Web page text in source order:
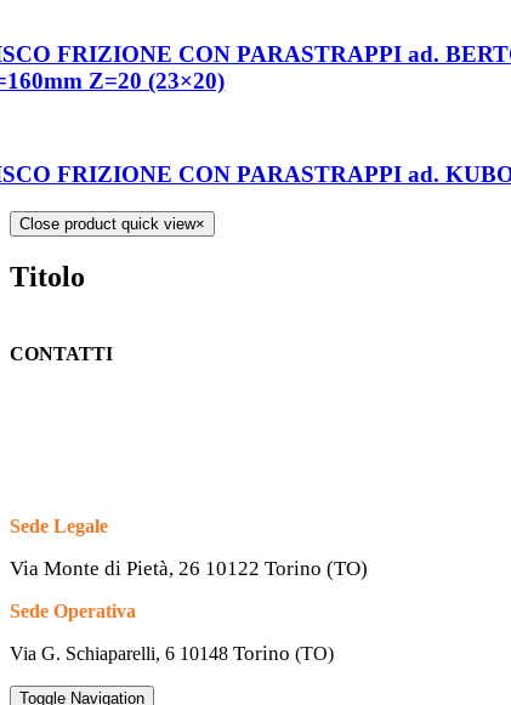
FRIZIONE CON PARASTRAPPI ad.
Z=20 (23×20)
FRIZIONE CON PARASTRAPPI ad.
Close product quick view×
Titolo
CONTATTI
Sede Legale
Via Monte di Pietà, 26 10122 Torino (TO)
Sede Operativa
Via G. Schiaparelli, 6 10148 Torino (TO)
Toggle Navigation